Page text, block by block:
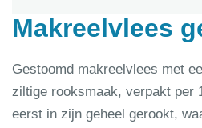
Makreelvlees
Gestoomd makreelvlees met
ziltige rooksmaak, verpakt per
eerst in zijn geheel gerookt,